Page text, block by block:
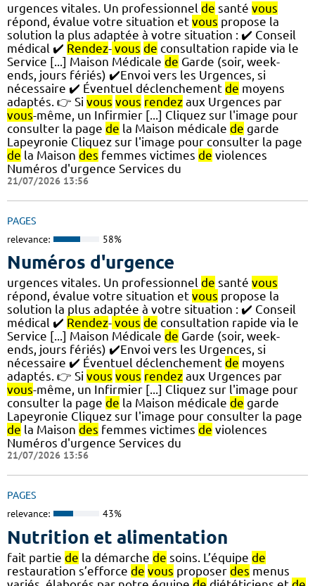
urgences vitales. Un professionnel de santé vous
répond, évalue votre situation et vous propose la
solution la plus adaptée à votre situation : ✔️ Conseil
médical ✔️ Rendez- vous de consultation rapide via le
Service [...] Maison Médicale de Garde (soir, week-
ends, jours fériés) ✔️Envoi vers les Urgences, si
nécessaire ✔️ Éventuel déclenchement de moyens
adaptés. 👉 Si vous vous rendez aux Urgences par
vous-même, un Infirmier [...] Cliquez sur l'image pour
consulter la page de la Maison médicale de garde
Lapeyronie Cliquez sur l'image pour consulter la page
de la Maison des femmes victimes de violences
Numéros d'urgence Services du
21/07/2026 13:56
PAGES
relevance: 58%
Numéros d'urgence
urgences vitales. Un professionnel de santé vous
répond, évalue votre situation et vous propose la
solution la plus adaptée à votre situation : ✔️ Conseil
médical ✔️ Rendez- vous de consultation rapide via le
Service [...] Maison Médicale de Garde (soir, week-
ends, jours fériés) ✔️Envoi vers les Urgences, si
nécessaire ✔️ Éventuel déclenchement de moyens
adaptés. 👉 Si vous vous rendez aux Urgences par
vous-même, un Infirmier [...] Cliquez sur l'image pour
consulter la page de la Maison médicale de garde
Lapeyronie Cliquez sur l'image pour consulter la page
de la Maison des femmes victimes de violences
Numéros d'urgence Services du
21/07/2026 13:56
PAGES
relevance: 43%
Nutrition et alimentation
fait partie de la démarche de soins. L’équipe de
restauration s’efforce de vous proposer des menus